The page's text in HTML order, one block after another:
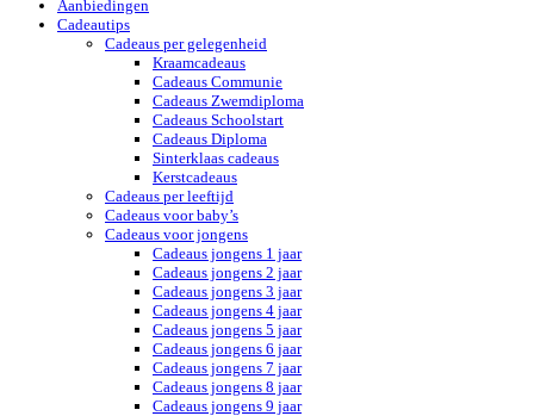
Aanbiedingen
Cadeautips
Cadeaus per gelegenheid
Kraamcadeaus
Cadeaus Communie
Cadeaus Zwemdiploma
Cadeaus Schoolstart
Cadeaus Diploma
Sinterklaas cadeaus
Kerstcadeaus
Cadeaus per leeftijd
Cadeaus voor baby’s
Cadeaus voor jongens
Cadeaus jongens 1 jaar
Cadeaus jongens 2 jaar
Cadeaus jongens 3 jaar
Cadeaus jongens 4 jaar
Cadeaus jongens 5 jaar
Cadeaus jongens 6 jaar
Cadeaus jongens 7 jaar
Cadeaus jongens 8 jaar
Cadeaus jongens 9 jaar